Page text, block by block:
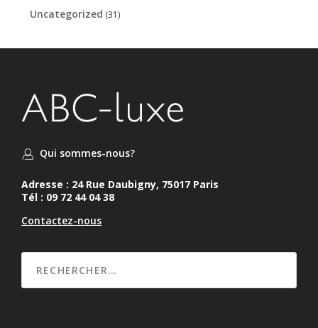
Uncategorized (31)
Qui sommes-nous?
Adresse : 24 Rue Daubigny, 75017 Paris
Tél : 09 72 44 04 38
Contactez-nous